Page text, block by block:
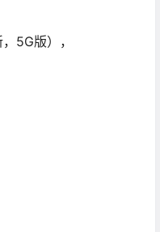
5G版），